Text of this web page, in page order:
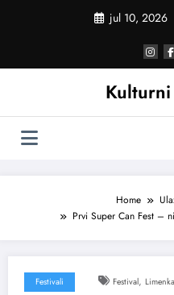
jul 10, 2026
Home
Prvi Super Can Fest –
Festivali Festival, Limenka